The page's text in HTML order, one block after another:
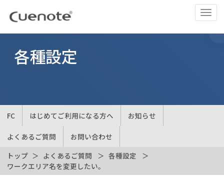
ナ
ビ
ゲ
切
各種設定
FC はじめてご利用になる方へ お知らせ
よくあるご質問
お問い合わせ
トップ
よくあるご質問
各種設定
ワークエリア名を変更したい。